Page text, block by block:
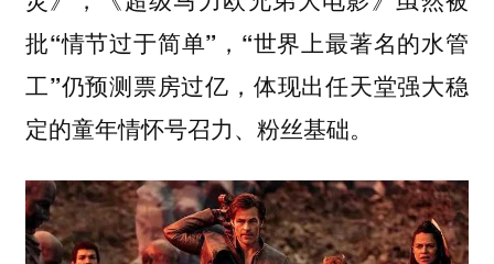
批“情节过于简单”，“世界上最著名的水管
工”仍预测票房过亿，体现出任天堂强大稳
定的童年情怀号召力、粉丝基础。